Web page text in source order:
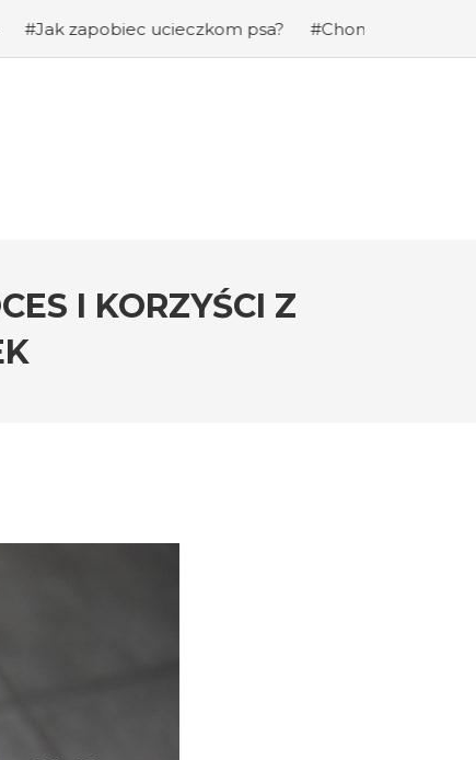
ucieczkom psa? #Chomiki Dżungarskie Cena:
I KORZYŚCI Z